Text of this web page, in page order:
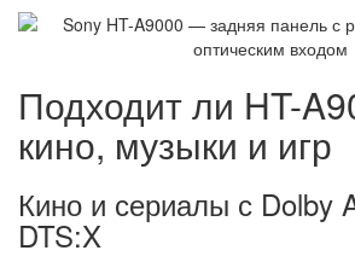
Подходит ли HT-
кино, музыки и игр
Кино и сериалы с Dolby
DTS:X